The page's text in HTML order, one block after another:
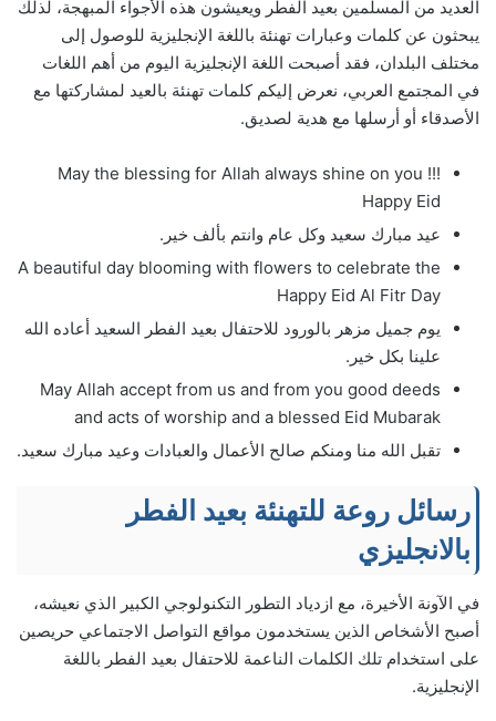
العديد من المسلمين بعيد الفطر ويعيشون هذه الأجواء المبهجة، لذلك
يبحثون عن كلمات وعبارات تهنئة باللغة الإنجليزية للوصول إلى
مختلف البلدان، فقد أصبحت اللغة الإنجليزية اليوم من أهم اللغات
في المجتمع العربي، نعرض إليكم كلمات تهنئة بالعيد لمشاركتها مع
الأصدقاء أو أرسلها مع هدية لصديق.
May the blessing for Allah always shine on you !!!
Happy Eid
عيد مبارك سعيد وكل عام وانتم بألف خير.
A beautiful day blooming with flowers to celebrate the
Happy Eid Al Fitr Day
يوم جميل مزهر بالورود للاحتفال بعيد الفطر السعيد أعاده الله
علينا بكل خير.
May Allah accept from us and from you good deeds
and acts of worship and a blessed Eid Mubarak
تقبل الله منا ومنكم صالح الأعمال والعبادات وعيد مبارك سعيد.
رسائل روعة للتهنئة بعيد الفطر
بالانجليزي
في الآونة الأخيرة، مع ازدياد التطور التكنولوجي الكبير الذي نعيشه،
أصبح الأشخاص الذين يستخدمون مواقع التواصل الاجتماعي حريصين
على استخدام تلك الكلمات الناعمة للاحتفال بعيد الفطر باللغة
الإنجليزية.